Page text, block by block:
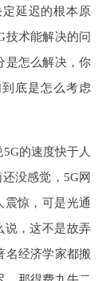
延迟的根本原
技术能解决的问
是怎么解决，你
底是怎么考虑
的速度快于人
没感觉，5G网
震惊，可是光通
说，这不是故弄
名经济学家都搬